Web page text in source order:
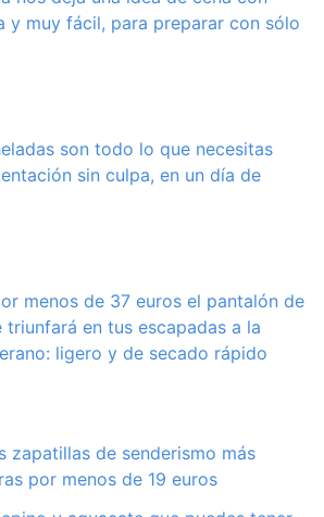
y muy fácil, para preparar con sólo
son todo lo que necesitas
sin culpa, en un día de
menos de 37 euros el pantalón de
triunfará en tus escapadas a la
ligero y de secado rápido
zapatillas de senderismo más
por menos de 19 euros